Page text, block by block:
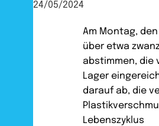
24/05/2024
Am Montag,
über etwa
abstimmen, die
Lager
darauf ab, die
Lebenszyklus